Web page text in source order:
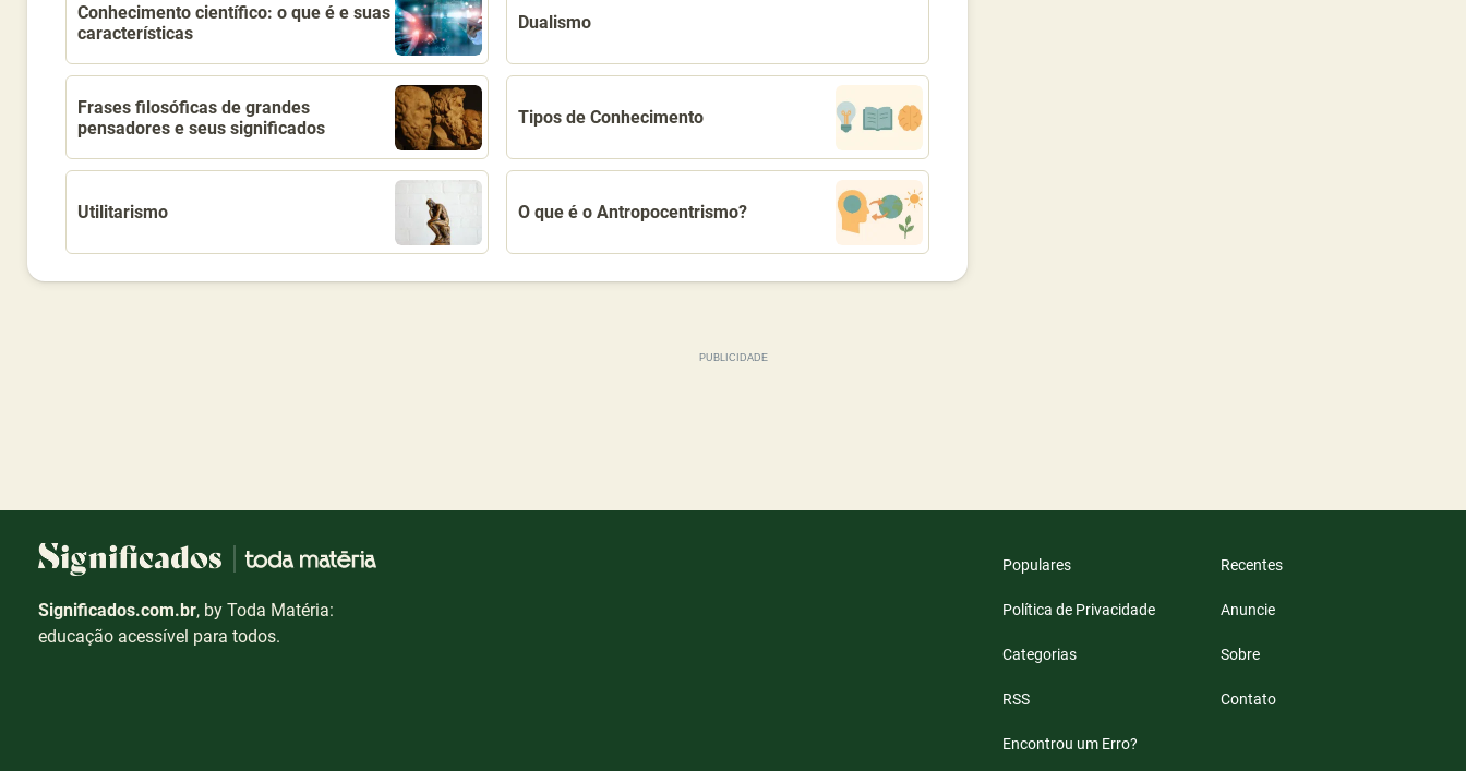
Conhecimento científico: o que é e suas
características
Dualismo
Frases filosóficas de grandes
pensadores e seus significados
Tipos de Conhecimento
Utilitarismo O que é o Antropocentrismo?
Significados.com.br, by Toda Matéria:
educação acessível para todos.
Populares Recentes
Política de Privacidade Anuncie
Categorias Sobre
RSS Contato
Encontrou um Erro?